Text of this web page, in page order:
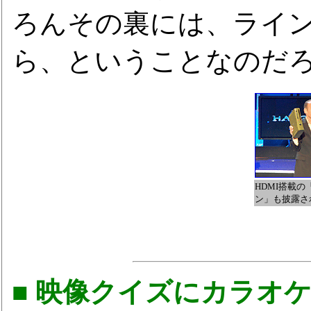
ろんその裏には、ライ
ら、ということなのだ
HDMI搭載の
ン」も披露
■ 映像クイズにカラオ